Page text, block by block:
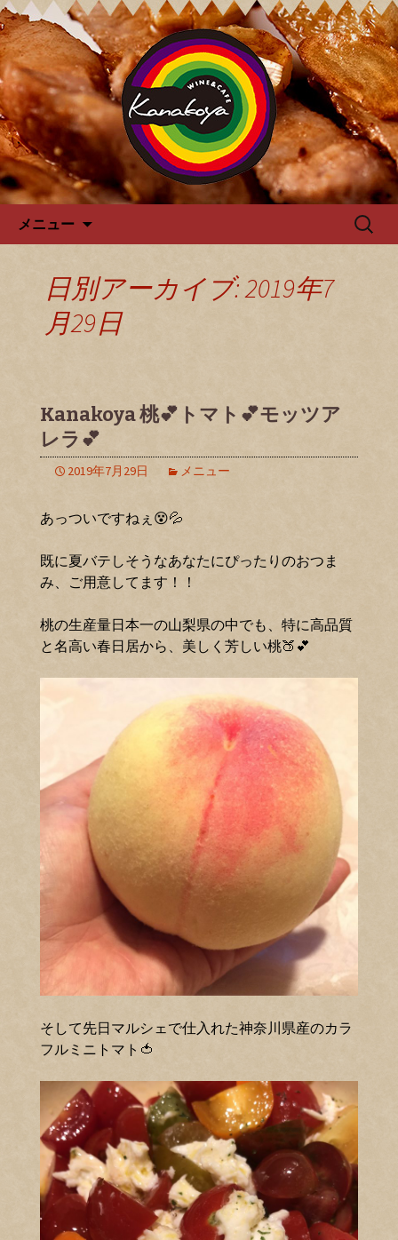
Kanakoya カナコヤのブログ
カナコヤよりお知らせ
メニュー
検
日別アーカイブ: 2019年7
月29日
Kanakoya 桃💕トマト💕モッツア
レラ💕
2019年7月29日 メニュー
あっついですねぇ😵💦
既に夏バテしそうなあなたにぴったりのおつま
み、ご用意してます！！
桃の生産量日本一の山梨県の中でも、特に高品質
と名高い春日居から、美しく芳しい桃🍑💕
そして先日マルシェで仕入れた神奈川県産のカラ
フルミニトマト🍅